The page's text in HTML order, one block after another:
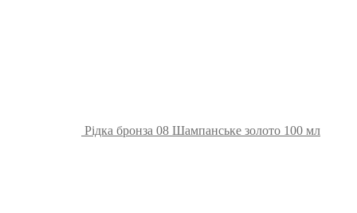
Рідка бронза 08 Шампанське золото 100 мл